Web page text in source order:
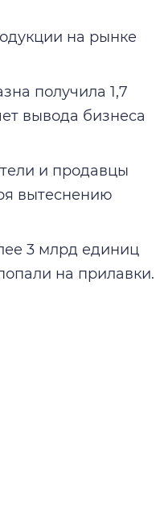
на рынке
получила 1,7
вывода бизнеса
и продавцы
вытеснению
3 млрд единиц
на прилавки.